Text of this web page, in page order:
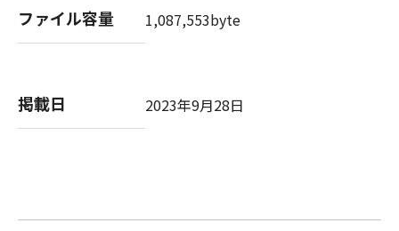
ファイル容量 1,087,553byte
掲載日 2023年9月28日